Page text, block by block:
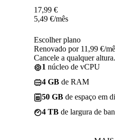
17,99 €
5,49 €/mês
Escolher plano
Renovado por 11,99 €/
Cancele a qualquer altura.
1 núcleo de vCPU
4 GB de RAM
50 GB de espaço em
4 TB de largura de